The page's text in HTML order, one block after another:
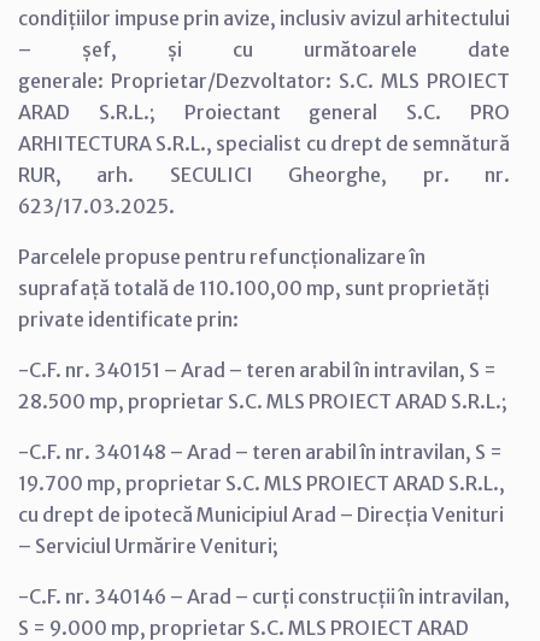
condițiilor impuse prin avize, inclusiv avizul arhitectului
– șef, și cu următoarele date
generale: Proprietar/Dezvoltator: S.C. MLS PROIECT
ARAD S.R.L.; Proiectant general S.C. PRO
ARHITECTURA S.R.L., specialist cu drept de semnătură
RUR, arh. SECULICI Gheorghe, pr. nr.
623/17.03.2025.
Parcelele propuse pentru refuncționalizare în
suprafață totală de 110.100,00 mp, sunt proprietăți
private identificate prin:
-C.F. nr. 340151 – Arad – teren arabil în intravilan, S =
28.500 mp, proprietar S.C. MLS PROIECT ARAD S.R.L.;
-C.F. nr. 340148 – Arad – teren arabil în intravilan, S =
19.700 mp, proprietar S.C. MLS PROIECT ARAD S.R.L.,
cu drept de ipotecă Municipiul Arad – Direcția Venituri
– Serviciul Urmărire Venituri;
-C.F. nr. 340146 – Arad – curți construcții în intravilan,
S = 9.000 mp, proprietar S.C. MLS PROIECT ARAD